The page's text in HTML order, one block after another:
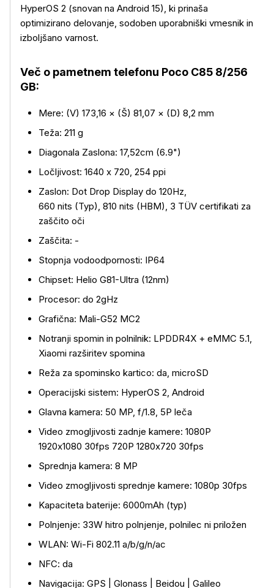
HyperOS 2 (snovan na Android 15), ki prinaša
optimizirano delovanje, sodoben uporabniški vmesnik in
izboljšano varnost.
Več o pametnem telefonu Poco C85 8/256
GB:
Mere: (V) 173,16 × (Š) 81,07 × (D) 8,2 mm
Teža: 211 g
Diagonala Zaslona: 17,52cm (6.9")
Ločljivost: 1640 x 720, 254 ppi
Zaslon: Dot Drop Display do 120Hz,
660 nits (Typ), 810 nits (HBM), 3 TÜV certifikati za
zaščito oči
Zaščita: -
Stopnja vodoodpornosti: IP64
Chipset: Helio G81-Ultra (12nm)
Procesor: do 2gHz
Grafična: Mali-G52 MC2
Notranji spomin in polnilnik: LPDDR4X + eMMC 5.1,
Xiaomi razširitev spomina
Reža za spominsko kartico: da, microSD
Operacijski sistem: HyperOS 2, Android
Glavna kamera: 50 MP, f/1.8, 5P leča
Video zmogljivosti zadnje kamere: 1080P
1920x1080 30fps 720P 1280x720 30fps
Sprednja kamera: 8 MP
Video zmogljivosti sprednje kamere: 1080p 30fps
Kapaciteta baterije: 6000mAh (typ)
Polnjenje: 33W hitro polnjenje, polnilec ni priložen
WLAN: Wi-Fi 802.11 a/b/g/n/ac
NFC: da
Navigacija: GPS | Glonass | Beidou | Galileo